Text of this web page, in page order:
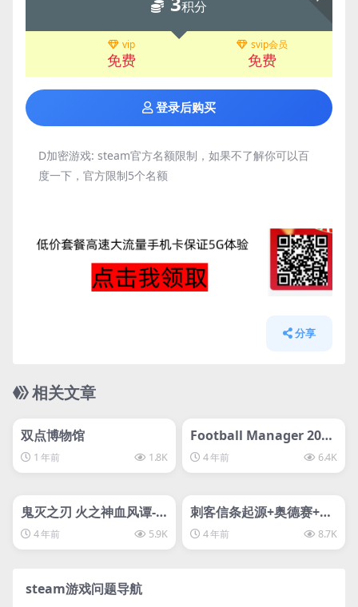
积分
vip
免费
svip会员
免费
登录后购买
D加密游戏: steam官方名额限制，如果不了解你可以百
度一下，官方限制5个名额
分享
相关文章
双点博物馆
1 年前 1.8K
svip专属
Football Manager 2023
足球经理2023 fm2023有
核武-D加密
4 年前 6.4K
svip专属
鬼灭之刃 火之神血风谭-D
加密游戏
4 年前 5.9K
svip专属
刺客信条起源+奥德赛+3
代重制版/刺客信条3/刺客
信条奥德赛–D加密
4 年前 8.7K
steam游戏问题导航